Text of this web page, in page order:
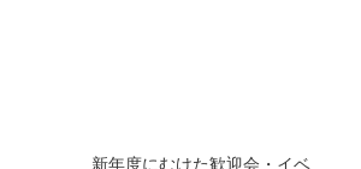
新年度にむけた歓迎会・イベ